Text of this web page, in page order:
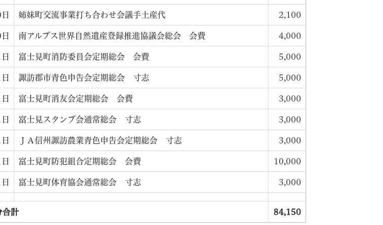
姉妹町交流事業打ち合わせ会議手土産代 2,100
南アルプス世界自然遺産登録推進協議会総会 会費 4,000
富士見町消防委員会定期総会 会費 5,000
諏訪郡市青色申告会定期総会 寸志 5,000
富士見町消友会定期総会 会費 3,000
富士見スタンプ会通常総会 寸志 3,000
ＪＡ信州諏訪農業青色申告会定期総会 寸志 3,000
富士見町防犯組合定期総会 会費 10,000
富士見町体育協会通常総会 寸志 3,000
合計 84,150